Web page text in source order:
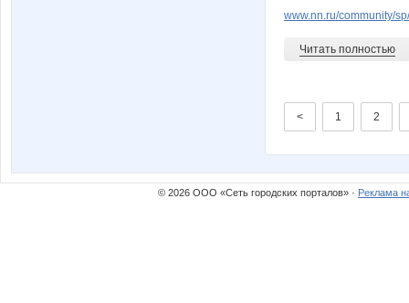
www.nn.ru/community/
Читать полностью
< 1 2
© 2026 ООО «Сеть городских порталов» · Реклама